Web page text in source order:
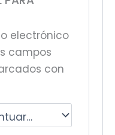
electrónico
campos
con